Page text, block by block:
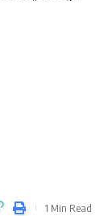
1 Min Read